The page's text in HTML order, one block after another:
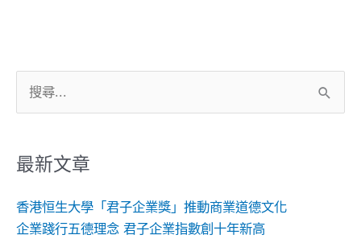
尋
鍵
最新文章
香港恒生大學「君子企業獎」推動商業道德文化
企業踐行五德理念 君子企業指數創十年新高